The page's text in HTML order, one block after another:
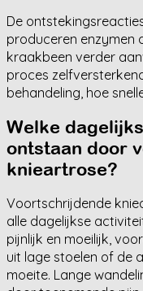
De
produceren enzymen
kraakbeen verder
proces
behandeling, hoe
Welke
ontstaan door
knieartrose?
Voortschrijdende
alle dagelijkse
pijnlijk en moeilijk,
uit lage stoelen of de
moeite. Lange